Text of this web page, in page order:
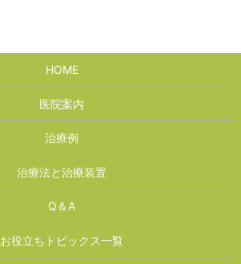
HOME
医院案内
治療例
治療法と治療装置
Q＆A
お役立ちトピックス一覧